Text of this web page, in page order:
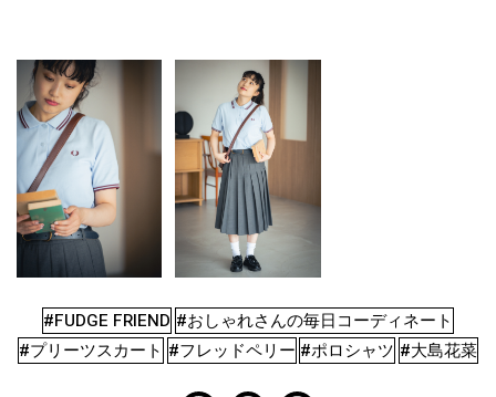
#FUDGE FRIEND #おしゃれさんの毎日コーディネート
#プリーツスカート #フレッドペリー #ポロシャツ #大島花菜